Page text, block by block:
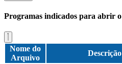
Programas indicados para abrir
Nome do
Arquivo
Descrição